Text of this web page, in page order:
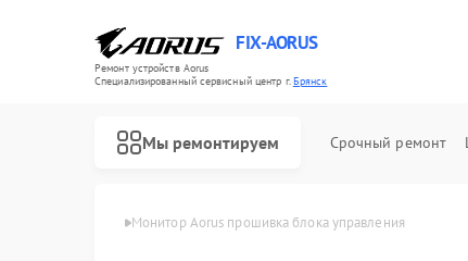
FIX-AORUS
Ремонт устройств Aorus
Специализированный cервисный центр г.Брянск
Мы ремонтируем Срочный ремонт
Монитор Aorus прошивка блока управления